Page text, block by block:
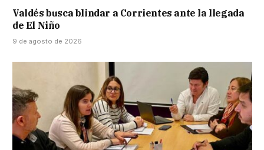
Valdés busca blindar a Corrientes ante la llegada
de El Niño
9 de agosto de 2026